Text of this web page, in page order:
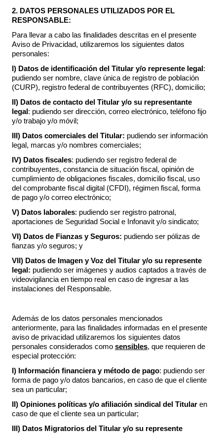
2. DATOS PERSONALES UTILIZADOS POR EL
RESPONSABLE:
Para llevar a cabo las finalidades descritas en el presente
Aviso de Privacidad, utilizaremos los siguientes datos
personales:
I) Datos de identificación del Titular y/o represente legal :
pudiendo ser nombre, clave única de registro de población
(CURP), registro federal de contribuyentes (RFC), domicilio;
II) Datos de contacto del Titular y/o su representante
legal : pudiendo ser dirección, correo electrónico, teléfono fijo
y/o trabajo y/o móvil;
III) Datos comerciales del Titular: pudiendo ser información
legal, marcas y/o nombres comerciales;
IV) Datos fiscales: pudiendo ser registro federal de
contribuyentes, constancia de situación fiscal, opinión de
cumplimiento de obligaciones fiscales, domicilio fiscal, uso
del comprobante fiscal digital (CFDI), régimen fiscal, forma
de pago y/o correo electrónico;
V) Datos laborales: pudiendo ser registro patronal,
aportaciones de Seguridad Social e Infonavit y/o sindicato;
VI) Datos de Fianzas y Seguros: pudiendo ser pólizas de
fianzas y/o seguros; y
VII) Datos de Imagen y Voz del Titular y/o su represente
legal: pudiendo ser imágenes y audios captados a través de
videovigilancia en tiempo real en caso de ingresar a las
instalaciones del Responsable.
Además de los datos personales mencionados
anteriormente, para las finalidades informadas en el presente
aviso de privacidad utilizaremos los siguientes datos
personales considerados como sensibles, que requieren de
especial protección:
I) Información financiera y método de pago: pudiendo ser
forma de pago y/o datos bancarios, en caso de que el cliente
sea un particular;
II) Opiniones políticas y/o afiliación sindical del Titular en
caso de que el cliente sea un particular;
III) Datos Migratorios del Titular y/o su represente